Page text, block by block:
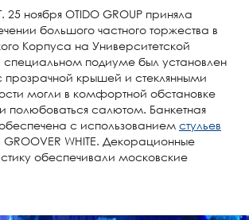
25 ноября OTIDO GROUP приняла
большого частного торжества в
Корпуса на Университетской
подиуме был установлен
прозрачной крышей и стеклянными
могли в комфортной обстановке
полюбоваться салютом. Банкетная
с использованием стульев
GROOVER WHITE. Декорационные
обеспечивали московские